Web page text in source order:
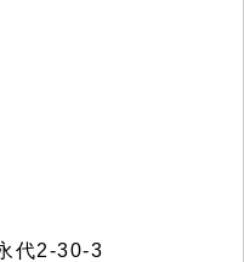
代2-30-3